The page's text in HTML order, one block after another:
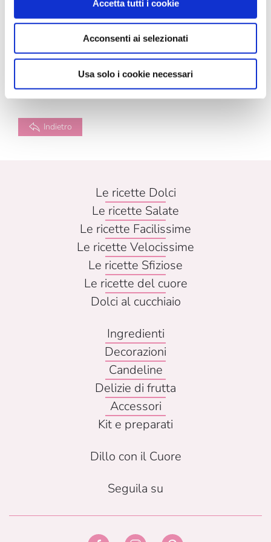
Accetta tutti i cookie
Acconsenti ai selezionati
Usa solo i cookie necessari
Ideale per torte, dolci, cupcakes e cake pops
CONSERVARE IN LUOGO FRESCO E ASCIUTTO
La confezione contiene25g di prodotto
Indietro
Le ricette Dolci
Le ricette Salate
Le ricette Facilissime
Le ricette Velocissime
Le ricette Sfiziose
Le ricette del cuore
Dolci al cucchiaio
Ingredienti
Decorazioni
Candeline
Delizie di frutta
Accessori
Kit e preparati
Dillo con il Cuore
Seguila su